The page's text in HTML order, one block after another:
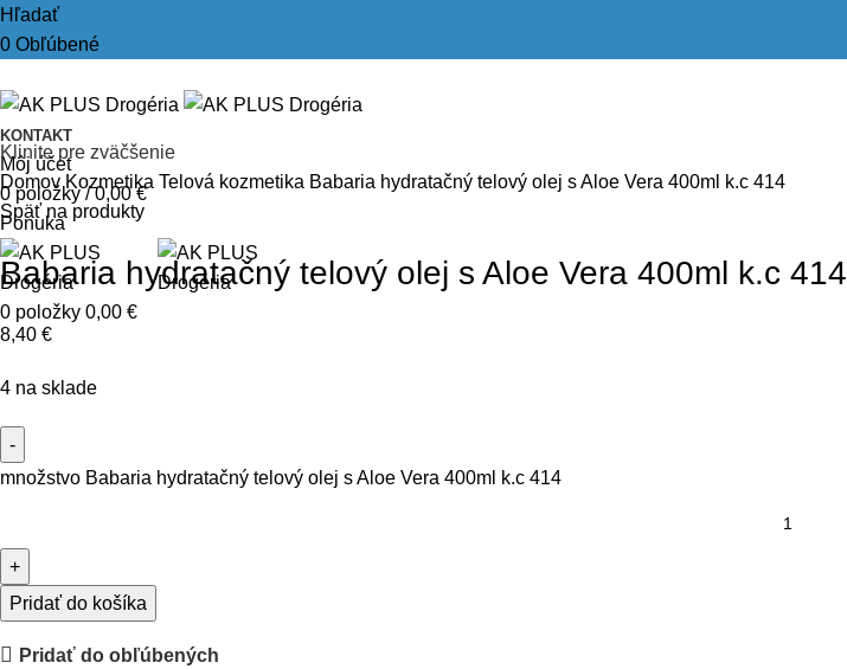
Hľadať
0 Obľúbené
KONTAKT
Môj účet
0položky / 0,00€
Ponuka
0 položky 0,00 €
Klinite pre zväčšenie
DomovKozmetika Telová kozmetika Babaria hydratačný telový olej s Aloe Vera 400ml k.c 414
Späť na produkty
Babaria hydratačný telový olej s Aloe Vera 400ml k.c 414
8,40 €
4 na sklade
množstvo Babaria hydratačný telový olej s Aloe Vera 400ml k.c 414
Pridať do košíka
Pridať do obľúbených